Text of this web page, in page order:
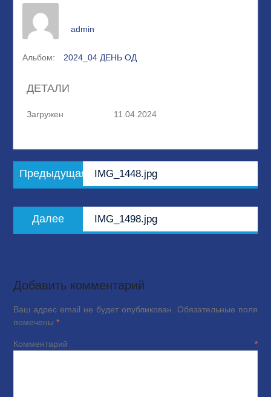
admin
Альбом: 2024_04 ДЕНЬ ОД
ДЕТАЛИ
Загружен 11.04.2024
Навигация
по
Предыдущая
запись:
IMG_1448.jpg
Далее
запись:
IMG_1498.jpg
Добавить комментарий
Ваш адрес email не будет опубликован. Обязательные поля
помечены *
Комментарий*